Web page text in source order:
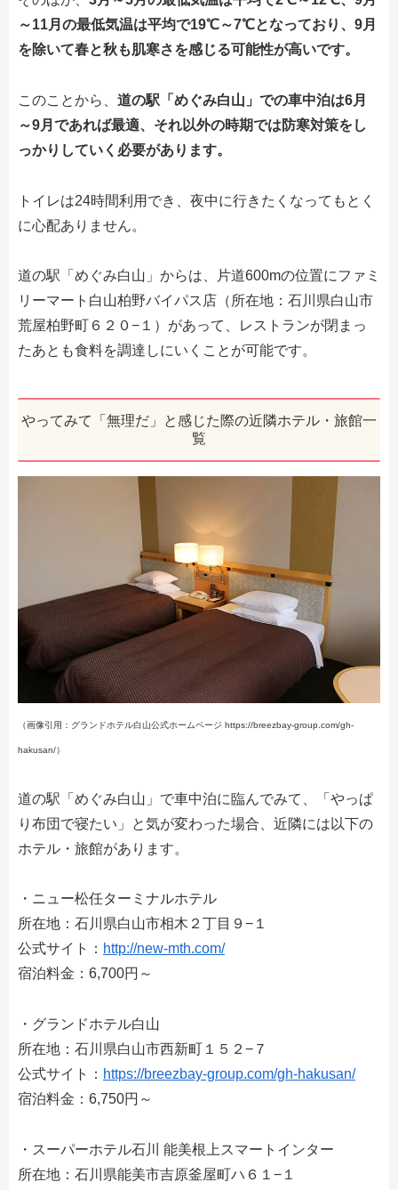
～11月の最低気温は平均で19℃～7℃となっており、9月
を除いて春と秋も肌寒さを感じる可能性が高いです。
このことから、 道の駅「めぐみ白山」での車中泊は6月
～9月であれば最適、それ以外の時期では防寒対策をし
っかりしていく必要があります。
トイレは24時間利用でき、夜中に行きたくなってもとく
に心配ありません。
道の駅「めぐみ白山」からは、片道600mの位置にファミ
リーマート白山柏野バイパス店（所在地：石川県白山市
荒屋柏野町６２０−１）があって、レストランが閉まっ
たあとも食料を調達しにいくことが可能です。
やってみて「無理だ」と感じた際の近隣ホテル・旅館一
覧
（画像引用：グランドホテル白山公式ホームページ https://breezbay-group.com/gh-
hakusan/）
道の駅「めぐみ白山」で車中泊に臨んでみて、「やっぱ
り布団で寝たい」と気が変わった場合、近隣には以下の
ホテル・旅館があります。
・ニュー松任ターミナルホテル
所在地：石川県白山市相木２丁目９−１
公式サイト： http://new-mth.com/
宿泊料金：6,700円～
・グランドホテル白山
所在地：石川県白山市西新町１５２−７
公式サイト： https://breezbay-group.com/gh-hakusan/
宿泊料金：6,750円～
・スーパーホテル石川 能美根上スマートインター
所在地：石川県能美市吉原釜屋町ハ６１−１